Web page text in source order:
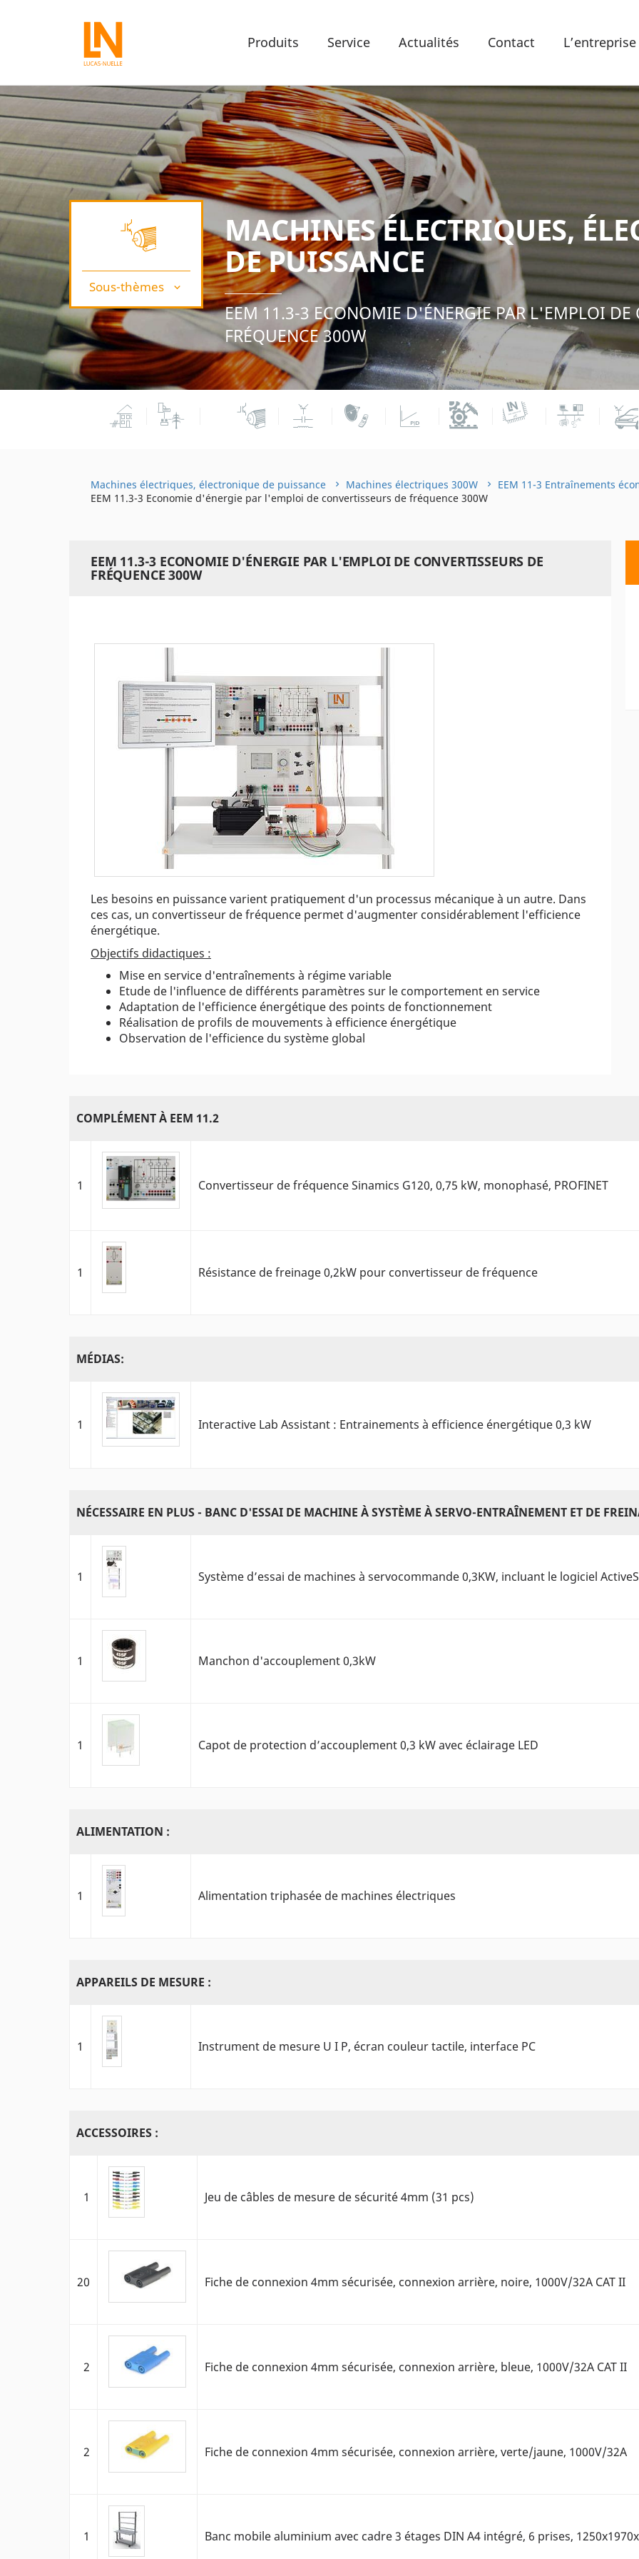
Produits Service Actualités Contact L’entreprise
Sous-thèmes
MACHINES ÉLECTRIQUES,
DE PUISSANCE
EEM 11.3-3 ECONOMIE D'ÉNERGIE PAR L'EMPLOI DE
FRÉQUENCE 300W
Machines électriques, électronique de puissance Machines électriques 300W
EEM 11-3 Entraînements
EEM 11.3-3 Economie d'énergie par l'emploi de convertisseurs de fréquence 300W
EEM 11.3-3 ECONOMIE D'ÉNERGIE PAR L'EMPLOI DE CONVERTISSEURS DE
FRÉQUENCE 300W
Les besoins en puissance varient pratiquement d'un processus mécanique à un autre. Dans
ces cas, un convertisseur de fréquence permet d'augmenter considérablement l'efficience
énergétique.
Objectifs didactiques :
Mise en service d'entraînements à régime variable
Etude de l'influence de différents paramètres sur le comportement en service
Adaptation de l'efficience énergétique des points de fonctionnement
Réalisation de profils de mouvements à efficience énergétique
Observation de l'efficience du système global
COMPLÉMENT À EEM 11.2
1 Convertisseur de fréquence Sinamics G120, 0,75 kW, monophasé, PROFINET
1 Résistance de freinage 0,2kW pour convertisseur de fréquence
MÉDIAS:
1 Interactive Lab Assistant : Entrainements à efficience énergétique 0,3 kW
NÉCESSAIRE EN PLUS - BANC D'ESSAI DE MACHINE À SYSTÈME À SERVO-ENTRAÎNEMENT ET DE
1 Système d’essai de machines à servocommande 0,3KW, incluant le logiciel
1 Manchon d'accouplement 0,3kW
1 Capot de protection d’accouplement 0,3 kW avec éclairage LED
ALIMENTATION :
1 Alimentation triphasée de machines électriques
APPAREILS DE MESURE :
1 Instrument de mesure U I P, écran couleur tactile, interface PC
ACCESSOIRES :
1 Jeu de câbles de mesure de sécurité 4mm (31 pcs)
20 Fiche de connexion 4mm sécurisée, connexion arrière, noire, 1000V/32A CAT II
2 Fiche de connexion 4mm sécurisée, connexion arrière, bleue, 1000V/32A CAT II
2 Fiche de connexion 4mm sécurisée, connexion arrière, verte/jaune, 1000V/32A
1 Banc mobile aluminium avec cadre 3 étages DIN A4 intégré, 6 prises,